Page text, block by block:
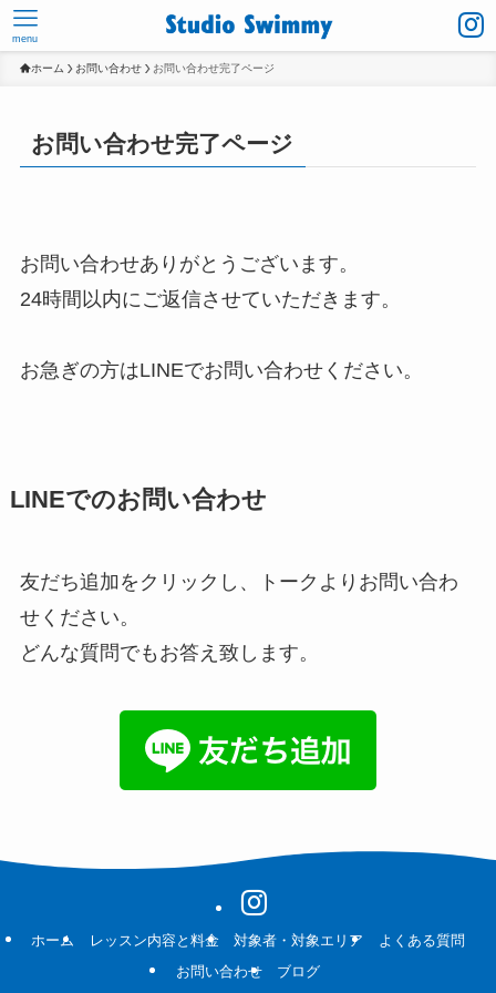
menu
ホーム お問い合わせ お問い合わせ完了ページ
お問い合わせ完了ページ
お問い合わせありがとうございます。
24時間以内にご返信させていただきます。
お急ぎの方はLINEでお問い合わせください。
LINEでのお問い合わせ
友だち追加をクリックし、トークよりお問い合わ
せください。
どんな質問でもお答え致します。
ホーム レッスン内容と料金 対象者・対象エリア
よくある質問
お問い合わせ
ブログ